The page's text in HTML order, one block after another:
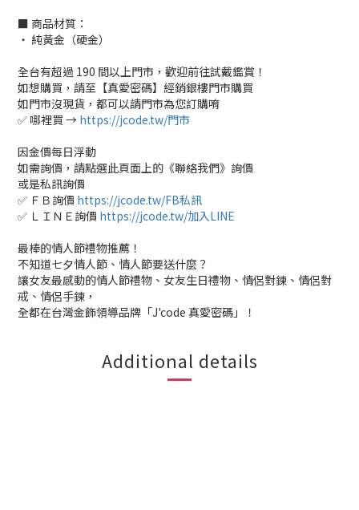
■ 商品材質：
‧ 純黃金（硬金）
全台有超過 190 間以上門市，歡迎前往試戴鑑賞！
如想購買，請至【真愛密碼】經銷銀樓門市購買
如門市沒現貨，都可以請門市為您訂購唷
✅ 哪裡買 → https://jcode.tw/門市
因金價每日浮動
如需詢價，請點選此頁面上的《聯絡我們》詢價
或是私訊詢價
✅ ＦＢ詢價 https://jcode.tw/FB私訊
✅ ＬＩＮＥ詢價 https://jcode.tw/加入LINE
最棒的情人節禮物推薦！
不知道七夕情人節、情人節要送什麼？
讓女友最感動的情人節禮物、女友生日禮物、情侶對鍊、情侶對
戒、情侶手鍊，
全都在台灣金飾領導品牌「J'code 真愛密碼」！
Additional details